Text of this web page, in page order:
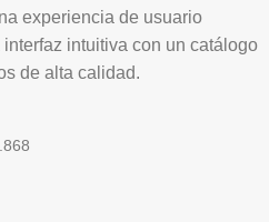
experiencia de usuario
intuitiva con un catálogo
de alta calidad.